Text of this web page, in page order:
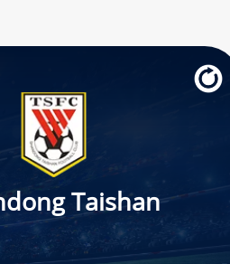
Taishan